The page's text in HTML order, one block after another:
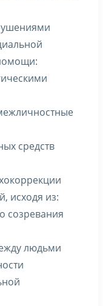
средств
исходя из:
созревания
людьми